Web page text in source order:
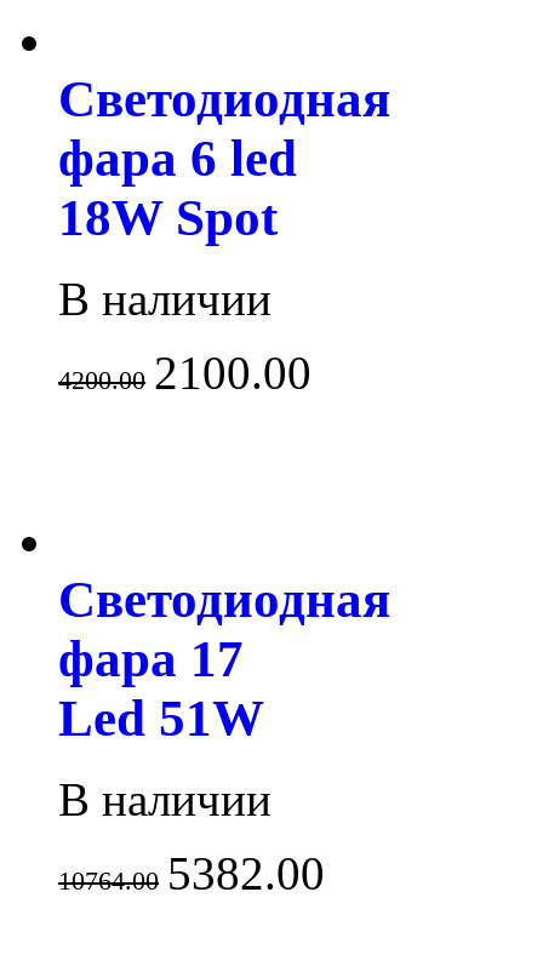
Светодиодная
фара 6 led
18W Spot
В наличии
4200.00 2100.00
Светодиодная
фара 17
Led 51W
В наличии
10764.00 5382.00